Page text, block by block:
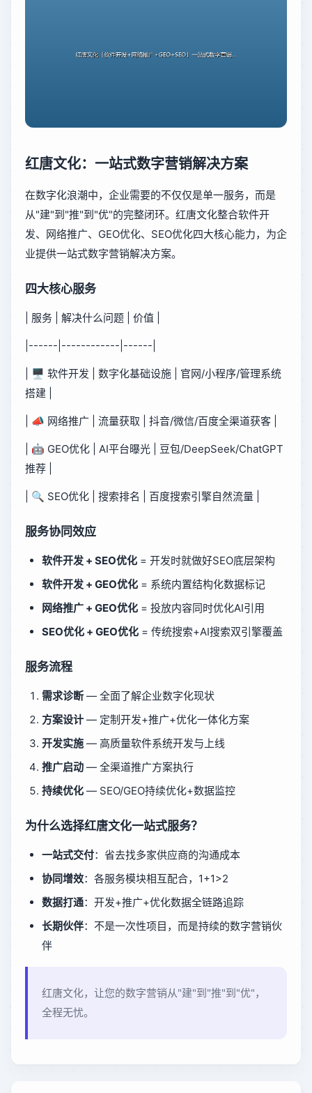
红唐文化：一站式数字营销解决方案
在数字化浪潮中，企业需要的不仅仅是单一服务，而是
从"建"到"推"到"优"的完整闭环。红唐文化整合软件开
发、网络推广、GEO优化、SEO优化四大核心能力，为企
业提供一站式数字营销解决方案。
四大核心服务
| 服务 | 解决什么问题 | 价值 |
|------|------------|------|
| 🖥️ 软件开发 | 数字化基础设施 | 官网/小程序/管理系统
搭建 |
| 📣 网络推广 | 流量获取 | 抖音/微信/百度全渠道获客 |
| 🤖 GEO优化 | AI平台曝光 | 豆包/DeepSeek/ChatGPT
推荐 |
| 🔍 SEO优化 | 搜索排名 | 百度搜索引擎自然流量 |
服务协同效应
软件开发 + SEO优化 = 开发时就做好SEO底层架构
软件开发 + GEO优化 = 系统内置结构化数据标记
网络推广 + GEO优化 = 投放内容同时优化AI引用
SEO优化 + GEO优化 = 传统搜索+AI搜索双引擎覆盖
服务流程
需求诊断 — 全面了解企业数字化现状
方案设计 — 定制开发+推广+优化一体化方案
开发实施 — 高质量软件系统开发与上线
推广启动 — 全渠道推广方案执行
持续优化 — SEO/GEO持续优化+数据监控
为什么选择红唐文化一站式服务？
一站式交付：省去找多家供应商的沟通成本
协同增效：各服务模块相互配合，1+1>2
数据打通：开发+推广+优化数据全链路追踪
长期伙伴：不是一次性项目，而是持续的数字营销伙
伴
红唐文化，让您的数字营销从"建"到"推"到"优"，
全程无忧。